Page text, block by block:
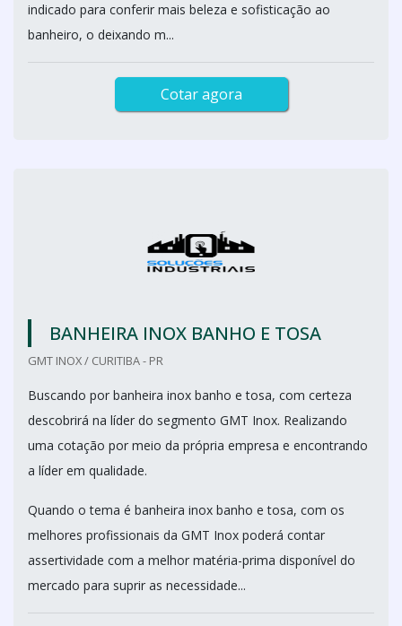
indicado para conferir mais beleza e sofisticação ao
banheiro, o deixando m...
Cotar agora
BANHEIRA INOX BANHO E TOSA
GMT INOX / CURITIBA - PR
Buscando por banheira inox banho e tosa, com certeza
descobrirá na líder do segmento GMT Inox. Realizando
uma cotação por meio da própria empresa e encontrando
a líder em qualidade.
Quando o tema é banheira inox banho e tosa, com os
melhores profissionais da GMT Inox poderá contar
assertividade com a melhor matéria-prima disponível do
mercado para suprir as necessidade...